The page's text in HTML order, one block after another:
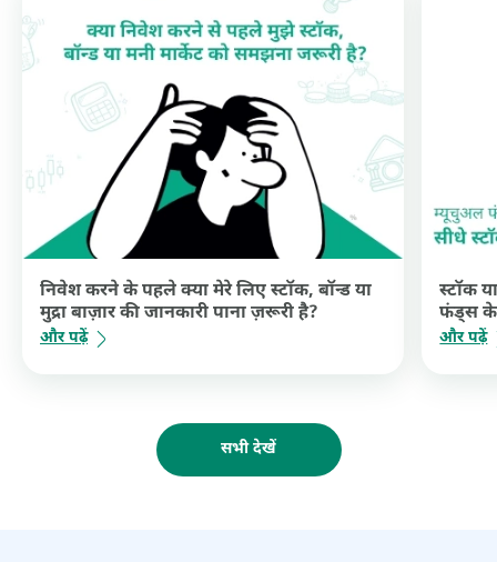
निवेश करने के पहले क्या मेरे लिए स्टॉक, बॉन्ड या
मुद्रा बाज़ार की जानकारी पाना ज़रूरी है?
और पढ़ें
स्टॉक
फंड्स के
और पढ़ें
सभी देखें